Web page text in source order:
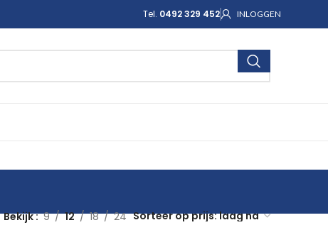
Tel. 0492 329 452 INLOGGEN
Bekijk 9 12 18 24